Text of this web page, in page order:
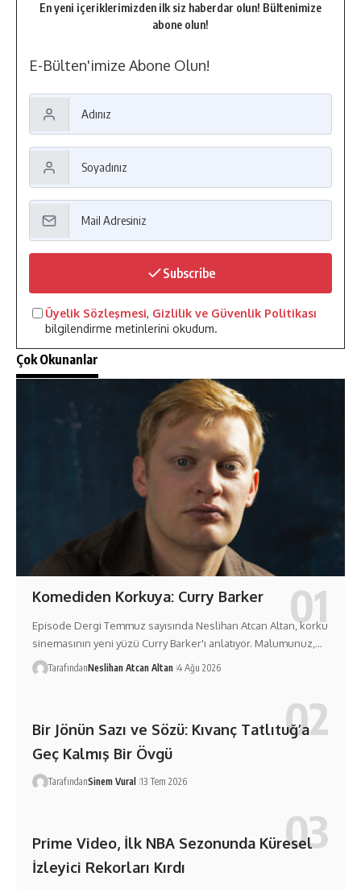
En yeni içeriklerimizden ilk siz haberdar olun! Bültenimize
abone olun!
E-Bülten'imize Abone Olun!
Subscribe
Üyelik Sözleşmesi, Gizlilik ve Güvenlik Politikası
bilgilendirme metinlerini okudum.
Çok Okunanlar
Komediden Korkuya: Curry Barker
Episode Dergi Temmuz sayısında Neslihan Atcan Altan, korku
sinemasının yeni yüzü Curry Barker'ı anlatıyor. Malumunuz,…
TarafındanNeslihan Atcan Altan 4 Ağu 2026
Bir Jönün Sazı ve Sözü: Kıvanç Tatlıtuğ’a
Geç Kalmış Bir Övgü
TarafındanSinem Vural 13 Tem 2026
Prime Video, İlk NBA Sezonunda Küresel
İzleyici Rekorları Kırdı